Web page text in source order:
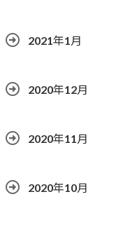
2021年1月
2020年12月
2020年11月
2020年10月